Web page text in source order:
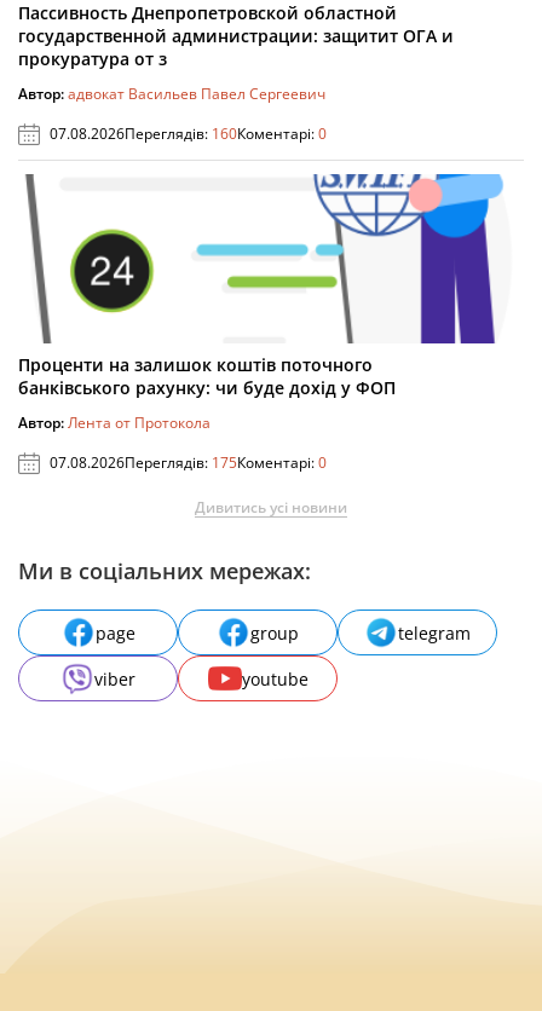
Пассивность Днепропетровской областной
государственной администрации: защитит ОГА и
прокуратура от з
Автор:адвокат Васильев Павел Сергеевич
07.08.2026Переглядів: 160Коментарі:0
Проценти на залишок коштів поточного
банківського рахунку: чи буде дохід у ФОП
Автор:Лента от Протокола
07.08.2026Переглядів: 175Коментарі:0
Дивитись усі новини
Ми в соціальних мережах:
page group
telegram
viber
youtube